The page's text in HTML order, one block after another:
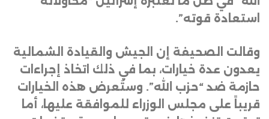
استعادة قوته”.
وقالت الصحيفة إن الجيش والقيادة الشمالية
يعدون عدة خيارات، بما في ذلك اتخاذ إجراءات
حازمة ضد “حزب الله”. وستُعرض هذه الخيارات
قريباً على مجلس الوزراء للموافقة عليها، أما